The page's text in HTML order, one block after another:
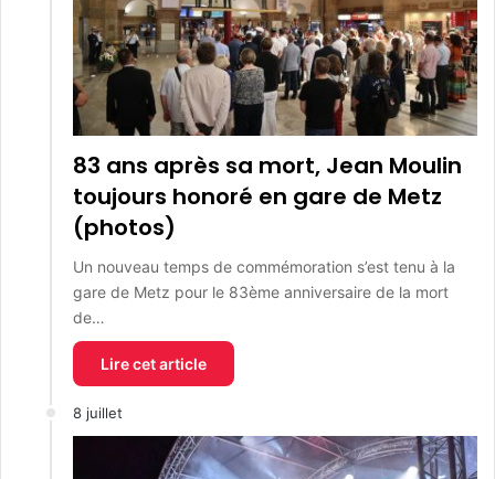
83 ans après sa mort, Jean Moulin
toujours honoré en gare de Metz
(photos)
Un nouveau temps de commémoration s’est tenu à la
gare de Metz pour le 83ème anniversaire de la mort
de…
Lire cet article
8 juillet